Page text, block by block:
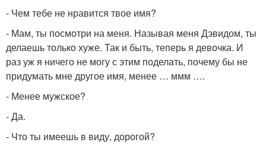
- Чем тебе не нравится твое имя?
- Мам, ты посмотри на меня. Называя меня Дэвидом, ты
делаешь только хуже. Так и быть, теперь я девочка. И
раз уж я ничего не могу с этим поделать, почему бы не
придумать мне другое имя, менее … ммм ….
- Менее мужское?
- Да.
- Что ты имеешь в виду, дорогой?